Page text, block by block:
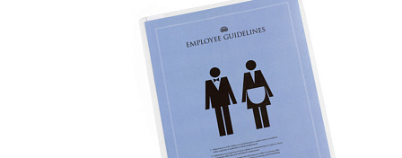
Мы рекомендуем